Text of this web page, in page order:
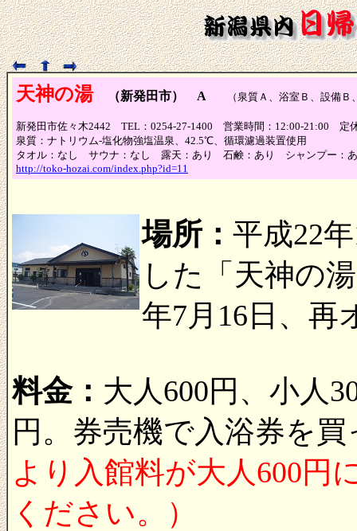
天神の湯 （新発田市） A （泉質Ａ、浴室Ｂ、設備
新発田市佐々木2442 TEL：0254-27-1400 営業時間：12:00-21:00 定
泉質：ナトリウム-塩化物強塩温泉、42.5℃、循環濾過装置使用
タオル：なし サウナ：なし 露天：あり 石鹸：あり シャンプー：
http://toko-hozai.com/index.php?id=11
場所： 平成22
した「天神の
年7月16日、再
料金： 大人600円、小人
円。券売機で入浴券を
より入館料が大人600円
ください。）